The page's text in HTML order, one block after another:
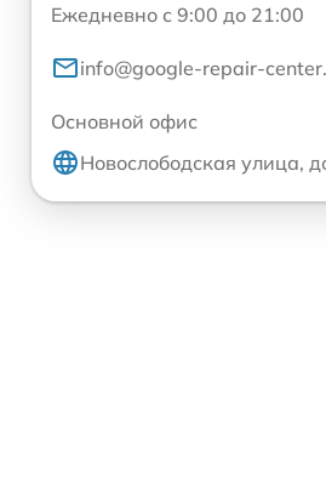
Ежедневно с 9:00 до 21:00
info@google-repair-
Основной офис
Новослободская улица,